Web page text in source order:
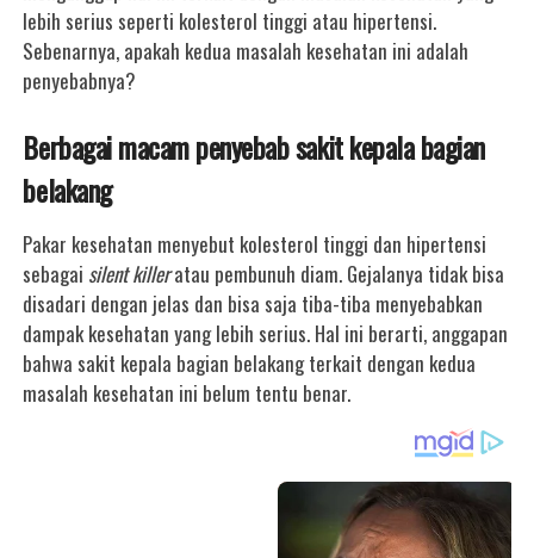
lebih serius seperti kolesterol tinggi atau hipertensi.
Sebenarnya, apakah kedua masalah kesehatan ini adalah
penyebabnya?
Berbagai macam penyebab sakit kepala bagian
belakang
Pakar kesehatan menyebut kolesterol tinggi dan hipertensi
sebagai silent killeratau pembunuh diam. Gejalanya tidak bisa
disadari dengan jelas dan bisa saja tiba-tiba menyebabkan
dampak kesehatan yang lebih serius. Hal ini berarti, anggapan
bahwa sakit kepala bagian belakang terkait dengan kedua
masalah kesehatan ini belum tentu benar.